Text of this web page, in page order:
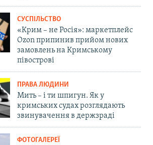
СУСПІЛЬСТВО
«Крим – не Росія»: маркетплейс
Ozon припинив прийом нових
замовлень на Кримському
півострові
ПРАВА ЛЮДИНИ
Мить – і ти шпигун. Як у
кримських судах розглядають
звинувачення в держзраді
ФОТОГАЛЕРЕЇ